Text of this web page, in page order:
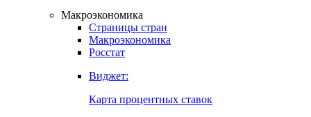
Макроэкономика
Страницы стран
Макроэкономика
Росстат
Виджет:
Карта процентных ставок